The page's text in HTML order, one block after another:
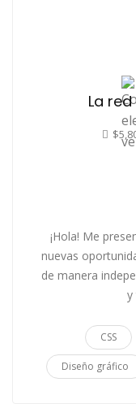
La
¡Hola! Me
nuevas
de manera
y
CSS
Diseño gráfico